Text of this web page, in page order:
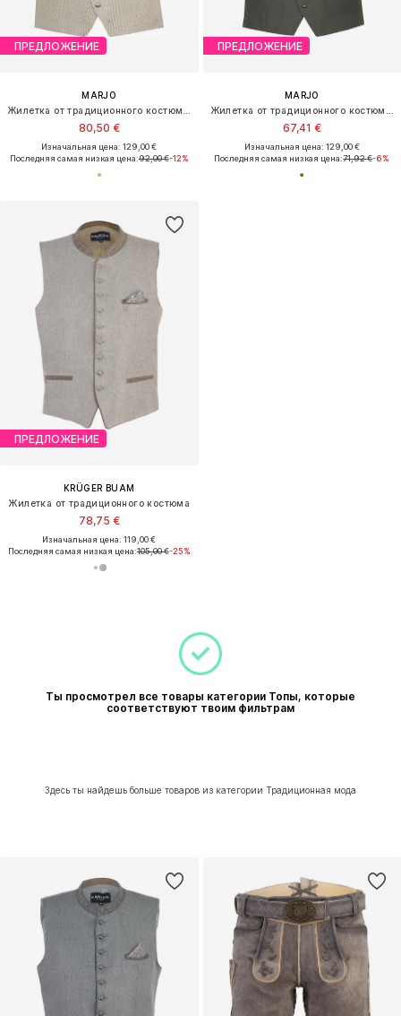
ПРЕДЛОЖЕНИЕ
MARJO
80,50 €
Изначальная цена: 129,00 €
Последняя самая низкая цена:92,00 €-12%
ПРЕДЛОЖЕНИЕ
MARJO
67,41 €
Изначальная цена: 129,00 €
Последняя самая низкая цена:71,92 €-6%
ПРЕДЛОЖЕНИЕ
KRÜGER BUAM
Жилетка от традиционного костюма
78,75 €
Изначальная цена: 119,00 €
Последняя самая низкая цена:105,00 €-25%
Ты просмотрел все товары категории Топы, которые
соответствуют твоим фильтрам
Здесь ты найдешь больше товаров из категории Традиционная мода